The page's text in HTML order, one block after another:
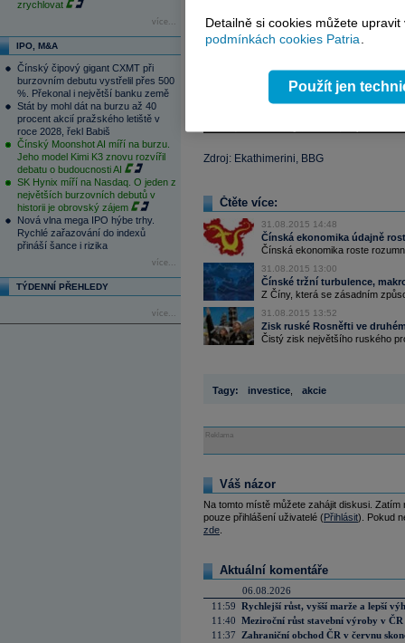
zrychlovat
více...
IPO, M&A
Čínský čipový gigant CXMT při
burzovním debutu vystřelil přes 500
%. Překonal i největší banku země
Stát by mohl dát na burzu až 40
procent akcií pražského letiště v
roce 2028, řekl Babiš
Čínský Moonshot AI míří na burzu.
Jeho model Kimi K3 znovu rozvířil
debatu o budoucnosti AI
SK Hynix míří na Nasdaq. O jeden z
největších burzovních debutů v
historii je obrovský zájem
Nová vlna mega IPO hýbe trhy.
Rychlé zařazování do indexů
přináší šance i rizika
více...
TÝDENNÍ PŘEHLEDY
více...
Zdroj: Ekathimerini, BBG
Čtěte více:
31.08.2015 14:48
Čínská ekonomika údajně
Čínská ekonomika roste
31.08.2015 13:00
Čínské tržní turbulence,
Z Číny, která se zásadním
31.08.2015 13:52
Zisk ruské Rosněfti ve
Čistý zisk největšího ruského
Tagy: investice akcie
Reklama
Váš názor
Na tomto místě můžete zahájit diskusi.
pouze přihlášení uživatelé (Přihlásit). Pokud
zde
Aktuální komentáře
06.08.2026
11:59 Rychlejší růst, vyšší marže a lepší
11:40 Meziroční růst stavební výroby v
11:37
Zahraniční obchod ČR v červnu
Detailně si cookies můžete
podmínkách cookies Patria.
Použít jen